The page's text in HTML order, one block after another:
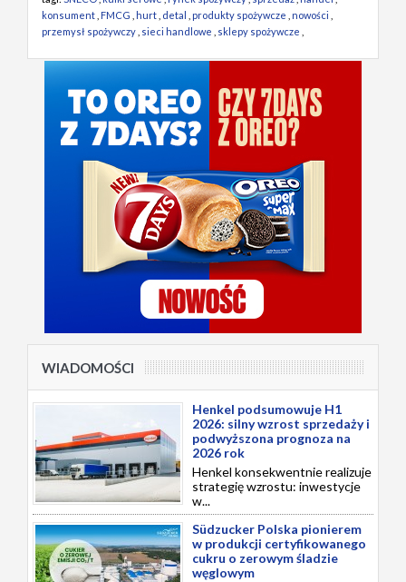
konsument FMCG hurt detal produkty spożywcze nowości
przemysł spożywczy sieci handlowe sklepy spożywcze
WIADOMOŚCI
Henkel podsumowuje H1
2026: silny wzrost sprzedaży i
podwyższona prognoza na
2026 rok
Henkel konsekwentnie realizuje
strategię wzrostu: inwestycje
w...
Südzucker Polska pionierem
w produkcji certyfikowanego
cukru o zerowym śladzie
węglowym